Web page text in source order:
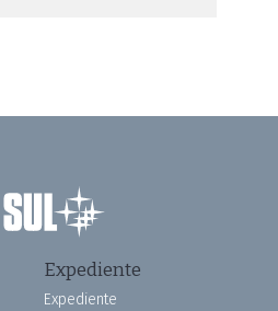
Expediente
Expediente